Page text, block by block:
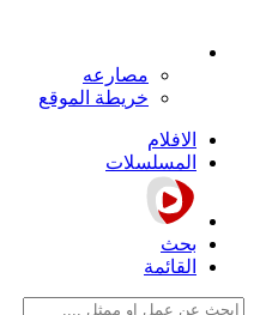
مصارعه
خريطة الموقع
الافلام
المسلسلات
بحث
القائمة